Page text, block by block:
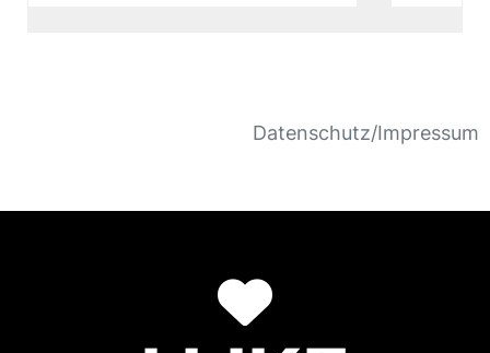
Datenschutz/Impressum